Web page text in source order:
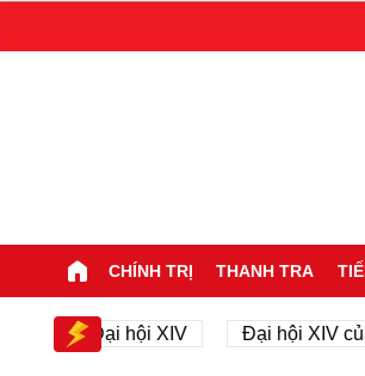
CHÍNH TRỊ THANH TRA
Đại hội XIV Đại hội XIV của